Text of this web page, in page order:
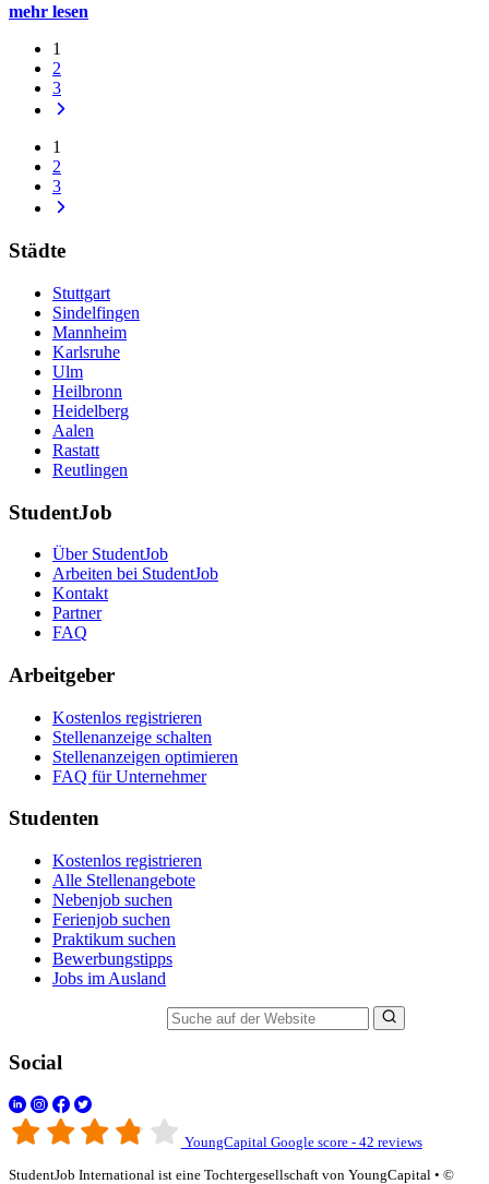
mehr lesen
1
2
3
1
2
3
Städte
Stuttgart
Sindelfingen
Mannheim
Karlsruhe
Ulm
Heilbronn
Heidelberg
Aalen
Rastatt
Reutlingen
StudentJob
Über StudentJob
Arbeiten bei StudentJob
Kontakt
Partner
FAQ
Arbeitgeber
Kostenlos registrieren
Stellenanzeige schalten
Stellenanzeigen optimieren
FAQ für Unternehmer
Studenten
Kostenlos registrieren
Alle Stellenangebote
Nebenjob suchen
Ferienjob suchen
Praktikum suchen
Bewerbungstipps
Jobs im Ausland
Social
YoungCapital Google score - 42 reviews
StudentJob International ist eine Tochtergesellschaft von YoungCapital • ©